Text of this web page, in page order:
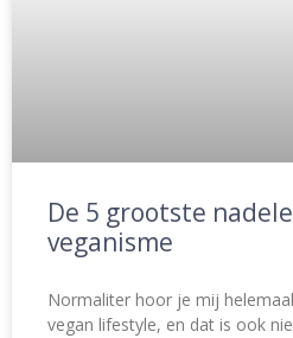
De 5 grootste
veganisme
Normaliter hoor je mij
vegan lifestyle, en dat is ook